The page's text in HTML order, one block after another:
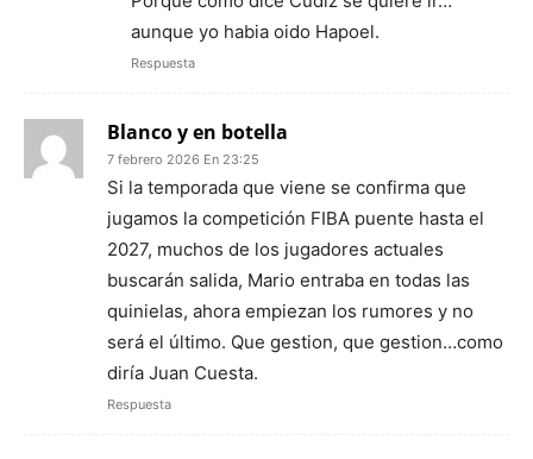
aunque yo habia oido Hapoel.
Respuesta
Blanco y en botella
7 febrero 2026 En 23:25
Si la temporada que viene se confirma que
jugamos la competición FIBA puente hasta el
2027, muchos de los jugadores actuales
buscarán salida, Mario entraba en todas las
quinielas, ahora empiezan los rumores y no
será el último. Que gestion, que gestion…como
diría Juan Cuesta.
Respuesta